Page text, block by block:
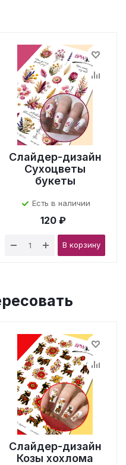
Слайдер-дизайн
Сухоцветы
букеты
Есть в наличии
120 ₽
В корзину
Слайдер-дизайн
Козы хохлома